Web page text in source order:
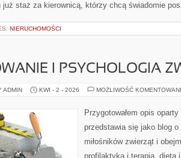
już staż za kierownicą, którzy chcą świadomie
NIERUCHOMOŚCI
I PSYCHOLOGIA
ADMIN KWI - 2 - 2026 MOŻLIWOŚĆ
Przygotowałem opis
przedstawia się jako blog
miłośników zwierząt i
profilaktyka i terapia, dieta